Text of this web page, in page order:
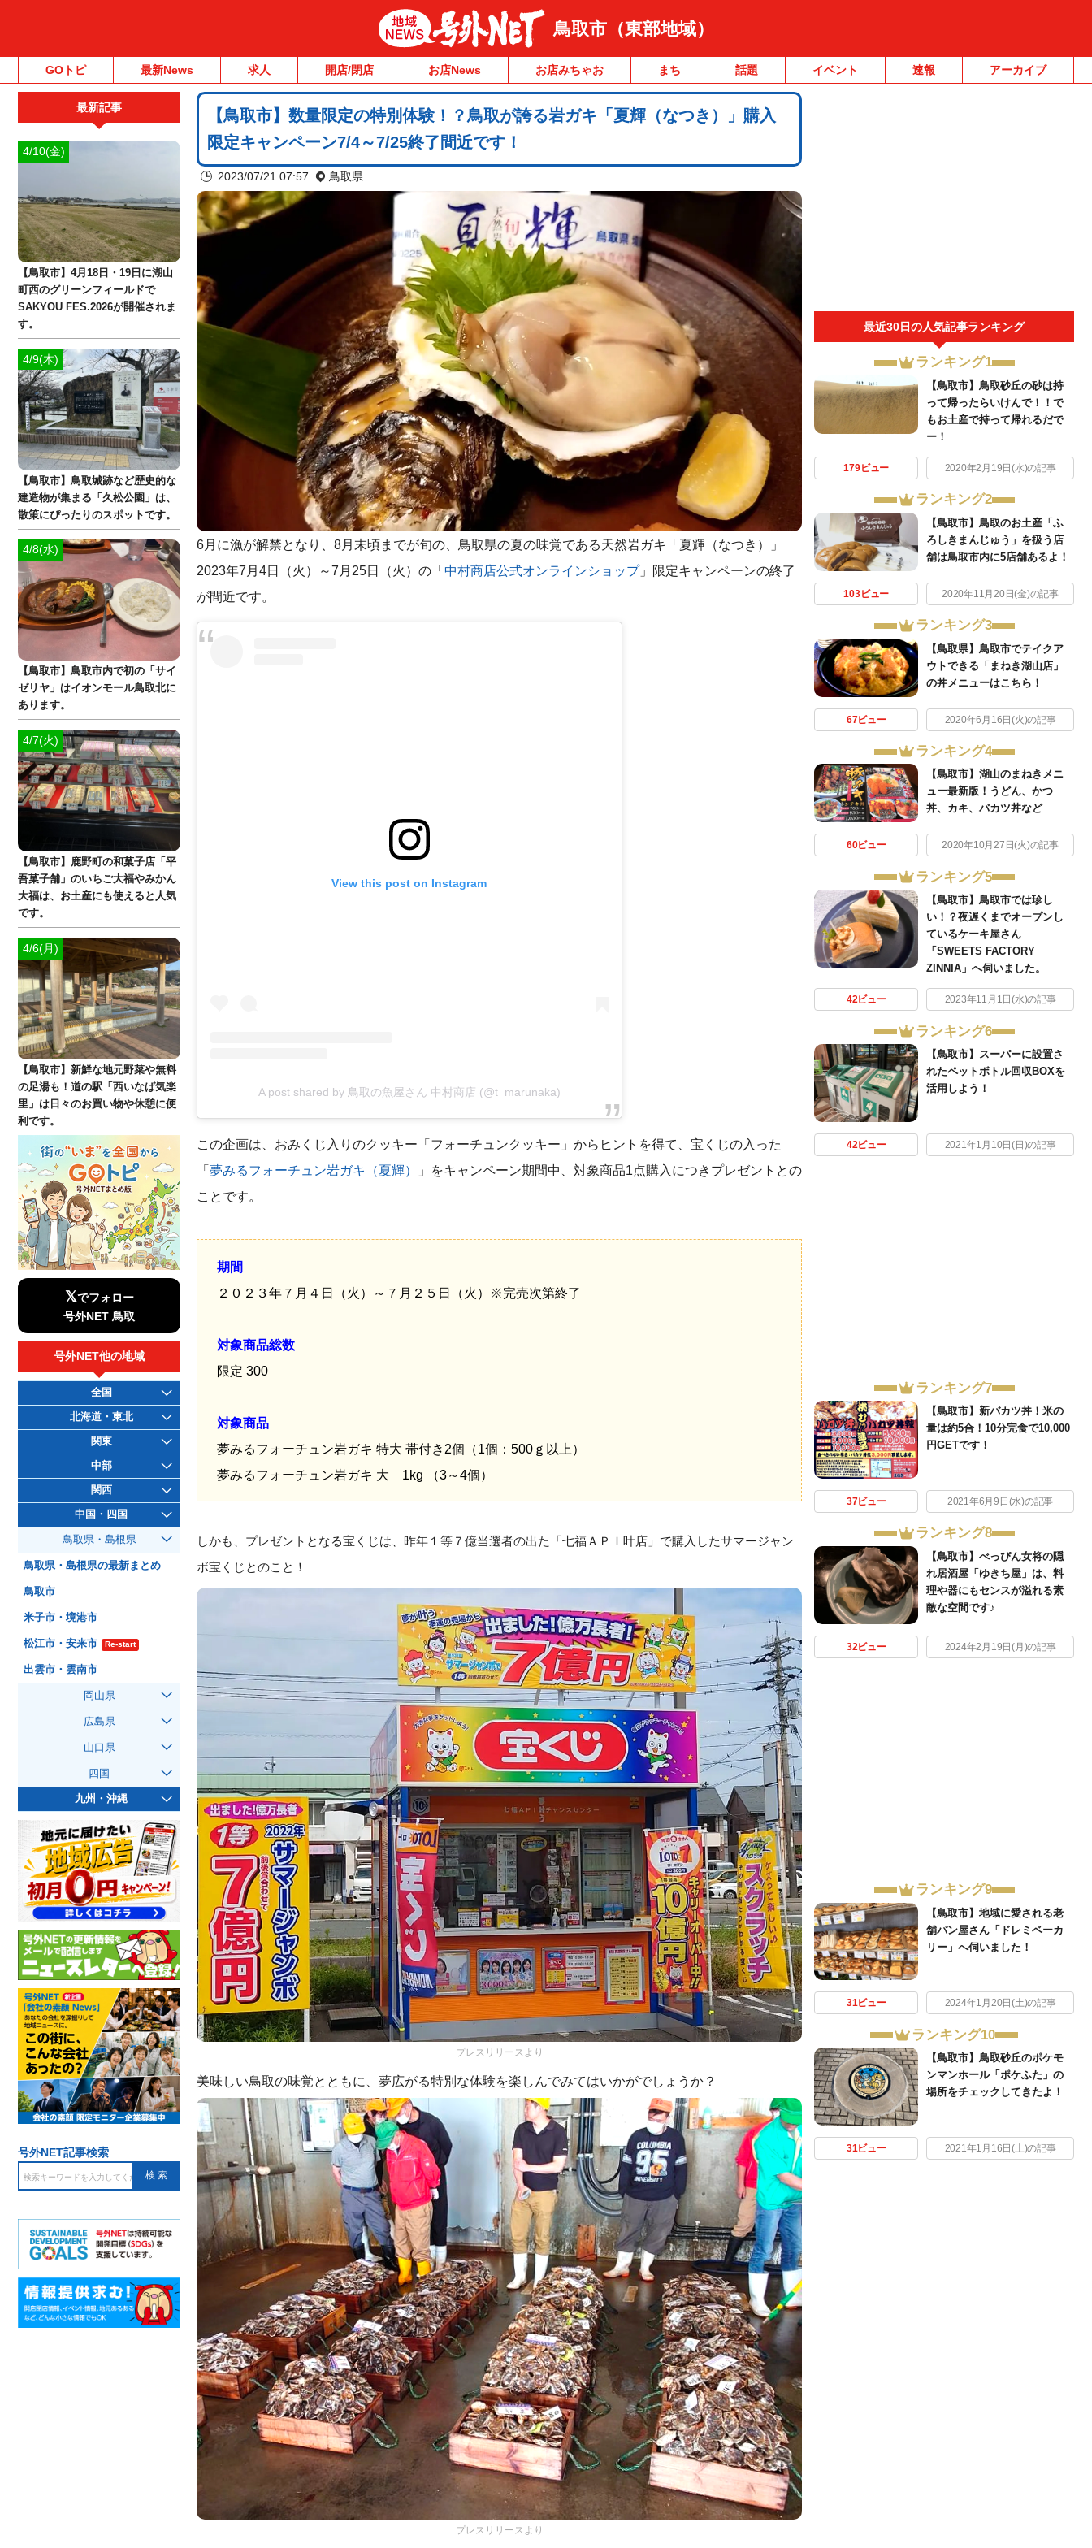
鳥取市（東部地域）
GOトピ 最新News 求人 開店/閉店 お店News お店みちゃお まち 話題 イベント 速報 アーカイブ
【鳥取市】数量限定の特別体験！？鳥取が誇る岩ガキ「夏輝（なつき）」購入
限定キャンペーン7/4～7/25終了間近です！
2023/07/21 07:57 鳥取県
6月に漁が解禁となり、8月末頃までが旬の、鳥取県の夏の味覚である天然岩ガキ「夏輝（なつき）」
2023年7月4日（火）～7月25日（火）の「中村商店公式オンラインショップ」限定キャンペーンの終了
が間近です。
View this post on Instagram
A post shared by 鳥取の魚屋さん 中村商店 (@t_marunaka)
この企画は、おみくじ入りのクッキー「フォーチュンクッキー」からヒントを得て、宝くじの入った
「夢みるフォーチュン岩ガキ（夏輝）
」をキャンペーン期間中、対象商品1点購入につきプレゼントとの
ことです。
期間
２０２３年７月４日（火）～７月２５日（火）※完売次第終了
対象商品総数
限定 300
対象商品
夢みるフォーチュン岩ガキ 特大 帯付き2個（1個：500ｇ以上）
夢みるフォーチュン岩ガキ 大 1kg （3～4個）
しかも、プレゼントとなる宝くじは、昨年１等７億当選者の出た「七福ＡＰＩ叶店」で購入したサマージャン
ボ宝くじとのこと！
プレスリリースより
美味しい鳥取の味覚とともに、夢広がる特別な体験を楽しんでみてはいかがでしょうか？
プレスリリースより
最近30日の人気記事ランキング
ランキング1
【鳥取市】鳥取砂丘の砂は持
って帰ったらいけんで！！で
もお土産で持って帰れるだで
ー！
179ビュー 2020年2月19日(水)の記事
ランキング2
【鳥取市】鳥取のお土産「ふ
ろしきまんじゅう」を扱う店
舗は鳥取市内に5店舗あるよ！
103ビュー 2020年11月20日(金)の記事
ランキング3
【鳥取県】鳥取市でテイクア
ウトできる「まねき湖山店」
の丼メニューはこちら！
67ビュー 2020年6月16日(火)の記事
ランキング4
【鳥取市】湖山のまねきメニ
ュー最新版！うどん、かつ
丼、カキ、バカツ丼など
60ビュー 2020年10月27日(火)の記事
ランキング5
【鳥取市】鳥取市では珍し
い！？夜遅くまでオープンし
ているケーキ屋さん
「SWEETS FACTORY
ZINNIA」へ伺いました。
42ビュー 2023年11月1日(水)の記事
ランキング6
【鳥取市】スーパーに設置さ
れたペットボトル回収BOXを
活用しよう！
42ビュー 2021年1月10日(日)の記事
ランキング7
【鳥取市】新バカツ丼！米の
量は約5合！10分完食で10,000
円GETです！
37ビュー 2021年6月9日(水)の記事
ランキング8
【鳥取市】べっぴん女将の隠
れ居酒屋「ゆきち屋」は、料
理や器にもセンスが溢れる素
敵な空間です♪
32ビュー 2024年2月19日(月)の記事
ランキング9
【鳥取市】地域に愛される老
舗パン屋さん「ドレミベーカ
リー」へ伺いました！
31ビュー 2024年1月20日(土)の記事
ランキング10
【鳥取市】鳥取砂丘のポケモ
ンマンホール「ポケふた」の
場所をチェックしてきたよ！
31ビュー 2021年1月16日(土)の記事
最新記事
4/10(金)
【鳥取市】4月18日・19日に湖山
町西のグリーンフィールドで
SAKYOU FES.2026が開催されま
す。
4/9(木)
【鳥取市】鳥取城跡など歴史的な
建造物が集まる「久松公園」は、
散策にぴったりのスポットです。
4/8(水)
【鳥取市】鳥取市内で初の「サイ
ゼリヤ」はイオンモール鳥取北に
あります。
4/7(火)
【鳥取市】鹿野町の和菓子店「平
吾菓子舗」のいちご大福やみかん
大福は、お土産にも使えると人気
です。
4/6(月)
【鳥取市】新鮮な地元野菜や無料
の足湯も！道の駅「西いなば気楽
里」は日々のお買い物や休憩に便
利です。
𝕏でフォロー
号外NET 鳥取
号外NET他の地域
全国
北海道・東北
関東
中部
関西
中国・四国
鳥取県・島根県
鳥取県・島根県の最新まとめ
鳥取市
米子市・境港市
松江市・安来市 Re-start
出雲市・雲南市
岡山県
広島県
山口県
四国
九州・沖縄
号外NET記事検索